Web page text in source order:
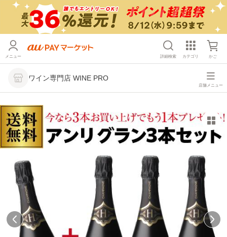
メニュー 詳細検索 カテゴリ かご
ワイン専門店 WINE PRO
店舗メニュー